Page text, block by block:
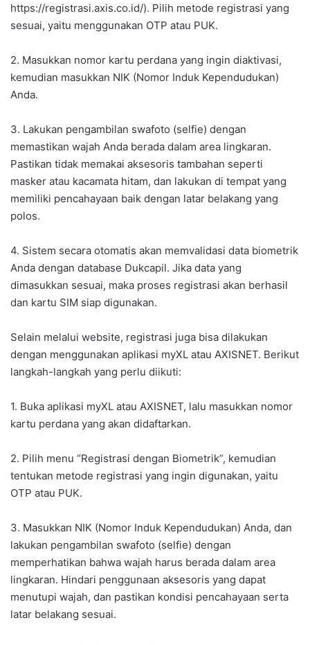
https://registrasi.axis.co.id/). Pilih metode registrasi yang
sesuai, yaitu menggunakan OTP atau PUK.
2. Masukkan nomor kartu perdana yang ingin diaktivasi,
kemudian masukkan NIK (Nomor Induk Kependudukan)
Anda.
3. Lakukan pengambilan swafoto (selfie) dengan
memastikan wajah Anda berada dalam area lingkaran.
Pastikan tidak memakai aksesoris tambahan seperti
masker atau kacamata hitam, dan lakukan di tempat yang
memiliki pencahayaan baik dengan latar belakang yang
polos.
4. Sistem secara otomatis akan memvalidasi data biometrik
Anda dengan database Dukcapil. Jika data yang
dimasukkan sesuai, maka proses registrasi akan berhasil
dan kartu SIM siap digunakan.
Selain melalui website, registrasi juga bisa dilakukan
dengan menggunakan aplikasi myXL atau AXISNET. Berikut
langkah-langkah yang perlu diikuti:
1. Buka aplikasi myXL atau AXISNET, lalu masukkan nomor
kartu perdana yang akan didaftarkan.
2. Pilih menu “Registrasi dengan Biometrik”, kemudian
tentukan metode registrasi yang ingin digunakan, yaitu
OTP atau PUK.
3. Masukkan NIK (Nomor Induk Kependudukan) Anda, dan
lakukan pengambilan swafoto (selfie) dengan
memperhatikan bahwa wajah harus berada dalam area
lingkaran. Hindari penggunaan aksesoris yang dapat
menutupi wajah, dan pastikan kondisi pencahayaan serta
latar belakang sesuai.